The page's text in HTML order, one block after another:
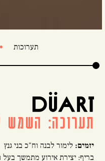
תערוכות

תערוכה: השמש
יזמים: לימור לבנה וח"כ בני גנץ
בריף: יצירת אירוע מתמשך